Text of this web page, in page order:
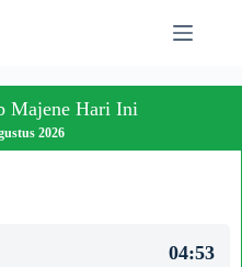
Majene Hari Ini
2026
04:53